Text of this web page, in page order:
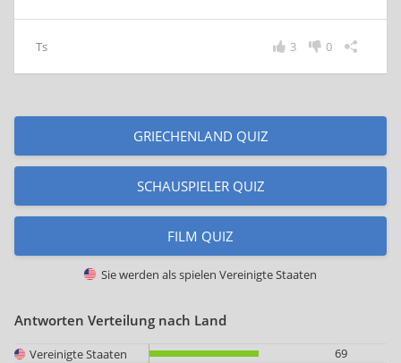
Ts 0
3
GRIECHENLAND QUIZ
SCHAUSPIELER QUIZ
FILM QUIZ
Sie werden als spielen Vereinigte Staaten
Antworten Verteilung nach Land
Vereinigte Staaten
69